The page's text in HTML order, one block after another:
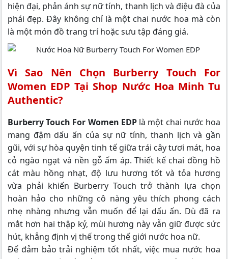
hiện đại, phản ánh sự nữ tính, thanh lịch và điệu đà của
phái đẹp. Đây không chỉ là một chai nước hoa mà còn
là một món đồ trang trí hoặc sưu tập đáng giá.
Vì Sao Nên Chọn Burberry Touch For
Women EDP Tại Shop Nước Hoa Minh Tu
Authentic?
Burberry Touch For Women EDPlà một chai nước hoa
mang đậm dấu ấn của sự nữ tính, thanh lịch và gần
gũi, với sự hòa quyện tinh tế giữa trái cây tươi mát, hoa
cỏ ngào ngạt và nền gỗ ấm áp. Thiết kế chai đồng hồ
cát màu hồng nhạt, độ lưu hương tốt và tỏa hương
vừa phải khiến Burberry Touch trở thành lựa chọn
hoàn hảo cho những cô nàng yêu thích phong cách
nhẹ nhàng nhưng vẫn muốn để lại dấu ấn. Dù đã ra
mắt hơn hai thập kỷ, mùi hương này vẫn giữ được sức
hút, khẳng định vị thế trong thế giới nước hoa nữ.
Để đảm bảo trải nghiệm tốt nhất, việc mua nước hoa